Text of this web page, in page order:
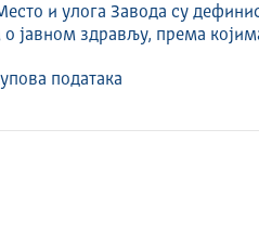
и улога Завода су
јавном здрављу, према
података